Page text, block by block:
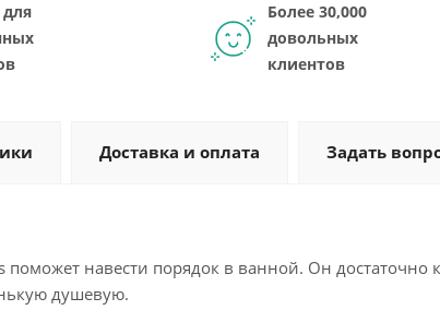
Более 30,000
довольных
клиентов
Доставка и оплата Задать
поможет навести порядок в ванной. Он достаточно
душевую.